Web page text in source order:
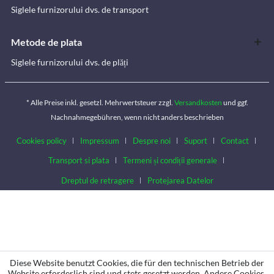
Siglele furnizorului dvs. de transport
Metode de plata
Siglele furnizorului dvs. de plăți
* Alle Preise inkl. gesetzl. Mehrwertsteuer zzgl. Versandkosten und ggf.
Nachnahmegebühren, wenn nicht anders beschrieben
Cookies policy Impressum Despre noi Suport
Contact
Transport si plata
Termeni și condiții generale
Dreptul de retragere Protejarea Datelor
Diese Website benutzt Cookies, die für den technischen Betrieb der